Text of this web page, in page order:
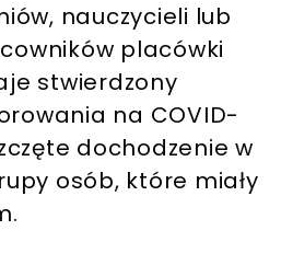
nauczycieli lub
placówki
stwierdzony
na COVID-
dochodzenie w
osób, które miały